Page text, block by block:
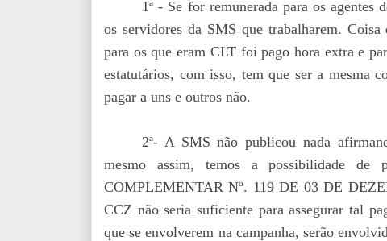
1ª - Se for remunerada para os agentes
os servidores da SMS que trabalharem.
para os que eram CLT foi pago hora extra e
estatutários, com isso, tem que ser a mesma
pagar a uns e outros não.
2ª- A SMS não publicou nada
mesmo assim, temos a possibilidade
COMPLEMENTAR Nº. 119 DE 03 DE
CCZ não seria suficiente para assegurar tal
que se envolverem na campanha, serão